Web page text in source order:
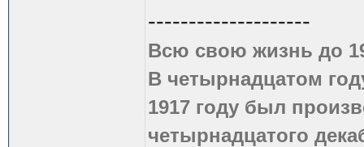
--------------------
Всю свою жизнь до
В четырнадцатом
1917 году был
четырнадцатого